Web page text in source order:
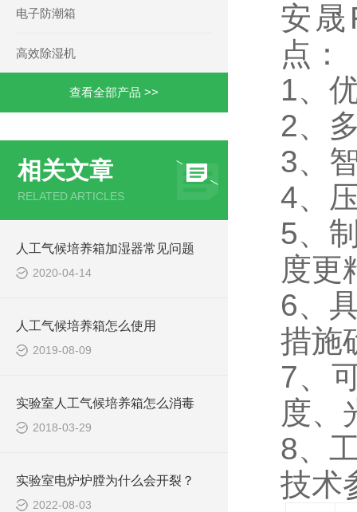
电子防潮箱
高效除湿机
查看全部产品 >>
相关文章
RELATED ARTICLES
人工气候培养箱加湿器常见问题
2020-04-14
人工气候培养箱怎么使用
2019-08-09
实验室人工气候培养箱怎么消毒
2018-03-29
实验室电炉炉膛为什么会开裂？
2022-08-03
安晟
点：
1、
2、
3、
4、
5、
度更
6、
措施
7、
度、
8、
技术